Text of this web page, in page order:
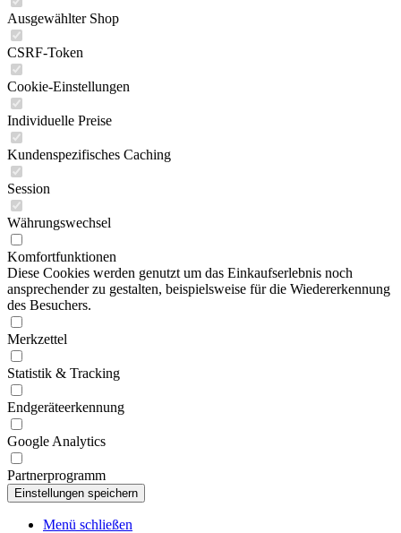
Ausgewählter Shop
CSRF-Token
Cookie-Einstellungen
Individuelle Preise
Kundenspezifisches Caching
Session
Währungswechsel
Komfortfunktionen
Diese Cookies werden genutzt um das Einkaufserlebnis noch
ansprechender zu gestalten, beispielsweise für die Wiedererkennung
des Besuchers.
Merkzettel
Statistik & Tracking
Endgeräteerkennung
Google Analytics
Partnerprogramm
Menü schließen